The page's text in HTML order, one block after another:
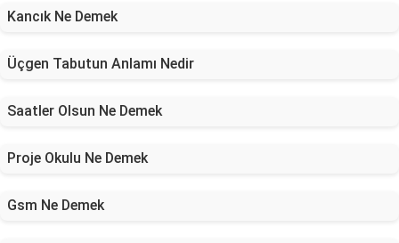
Kancık Ne Demek
Üçgen Tabutun Anlamı Nedir
Saatler Olsun Ne Demek
Proje Okulu Ne Demek
Gsm Ne Demek